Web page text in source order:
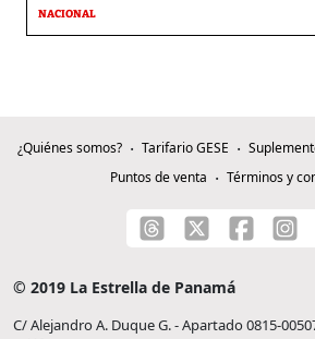
NACIONAL
¿Quiénes somos? Tarifario GESE
Puntos de venta
Términos y
© 2019 La Estrella de Panamá
C/ Alejandro A. Duque G. - Apartado 0815-